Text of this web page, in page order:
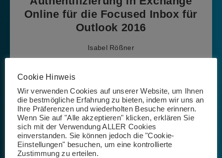
Online für die Focused Inbox für
Outlook 2016
Isabel Rößner
Die Focused Inbox in Outlook 2016 erfordert eine moderne
Art der Authentifizierung Outlook 2016 muss via der
Funktion Click-2-Run installiert werden. Die Focused Inbox
sieht in Outlook 2016 wie folgt…
Weiterlesen
Cookie Hinweis
Wir verwenden Cookies auf unserer Website, um Ihnen
die bestmögliche Erfahrung zu bieten, indem wir uns an
Ihre Präferenzen und wiederholten Besuche erinnern.
Wenn Sie auf "Alle akzeptieren" klicken, erklären Sie
sich mit der Verwendung ALLER Cookies
einverstanden. Sie können jedoch die "Cookie-
Einstellungen" besuchen, um eine kontrollierte
Zustimmung zu erteilen.